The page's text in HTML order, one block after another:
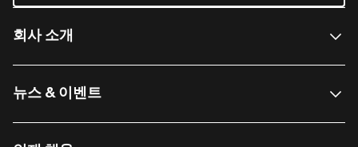
회사 소개
뉴스 & 이벤트